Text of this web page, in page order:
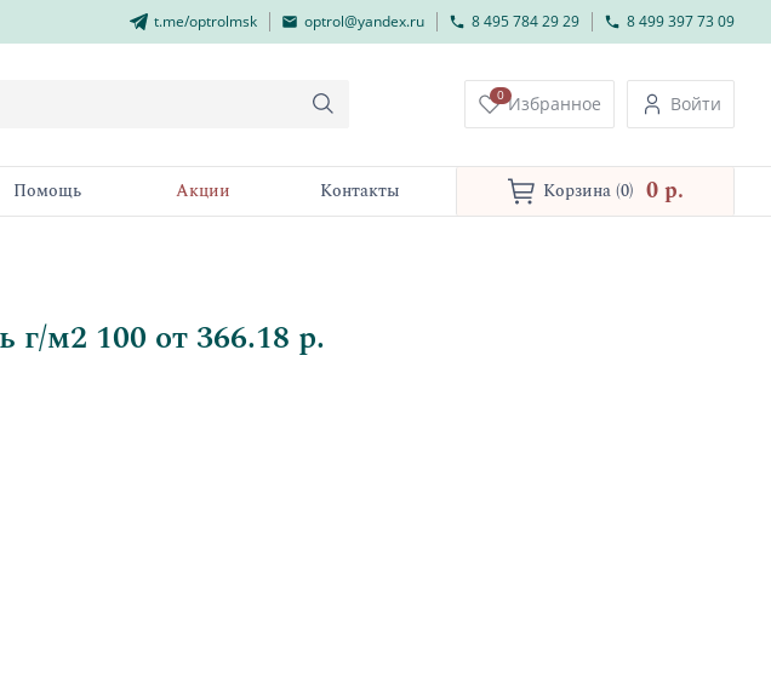
t.me/optrolmsk optrol@yandex.ru 8 495 784 29 29 8 499 397 73 09
0 Избранное Войти
Помощь Акции Контакты Корзина (0) 0 p.
м2 100 от 366.18 р.